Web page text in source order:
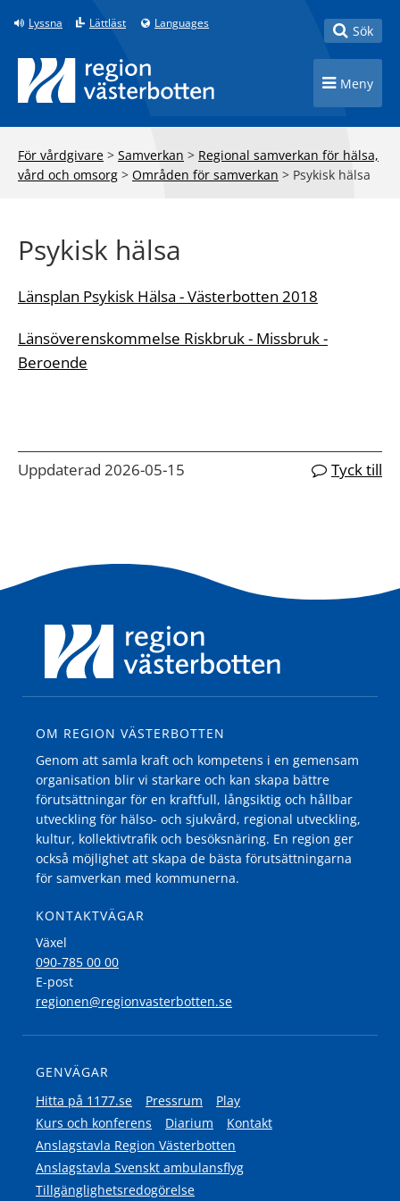
Till innehåll på sidan
Lyssna Lättläst Languages Toggle
Sök
Toggle
Meny
För vårdgivare > Samverkan > Regional samverkan för hälsa,
vård och omsorg > Områden för samverkan > Psykisk hälsa
Psykisk hälsa
Länsplan Psykisk Hälsa - Västerbotten 2018
Länsöverenskommelse Riskbruk - Missbruk -
Beroende
Uppdaterad 2026-05-15 Tyck till
OM REGION VÄSTERBOTTEN
Genom att samla kraft och kompetens i en gemensam
organisation blir vi starkare och kan skapa bättre
förutsättningar för en kraftfull, långsiktig och hållbar
utveckling för hälso- och sjukvård, regional utveckling,
kultur, kollektivtrafik och besöksnäring. En region ger
också möjlighet att skapa de bästa förutsättningarna
för samverkan med kommunerna.
KONTAKTVÄGAR
Växel
090-785 00 00
E-post
regionen@regionvasterbotten.se
GENVÄGAR
Hitta på 1177.se
Pressrum
Play
Kurs och konferens
Diarium
Kontakt
Anslagstavla Region Västerbotten
Anslagstavla Svenskt ambulansflyg
Tillgänglighetsredogörelse